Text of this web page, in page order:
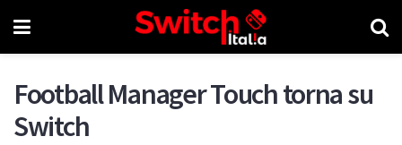
Football Manager Touch torna su
Switch